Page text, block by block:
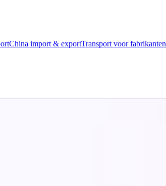
China import & exportTransport voor fabrikanten